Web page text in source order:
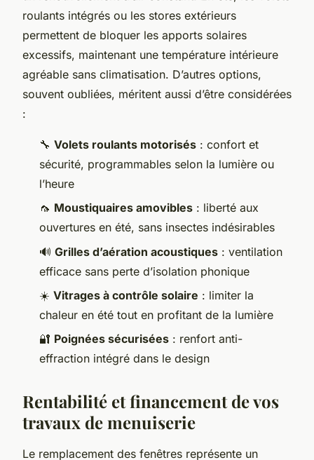
roulants intégrés ou les stores extérieurs
permettent de bloquer les apports solaires
excessifs, maintenant une température intérieure
agréable sans climatisation. D’autres options,
souvent oubliées, méritent aussi d’être considérées
:
🔧 Volets roulants motorisés : confort et
sécurité, programmables selon la lumière ou
l’heure
🦟 Moustiquaires amovibles : liberté aux
ouvertures en été, sans insectes indésirables
🔊 Grilles d’aération acoustiques : ventilation
efficace sans perte d’isolation phonique
☀️ Vitrages à contrôle solaire : limiter la
chaleur en été tout en profitant de la lumière
🔐 Poignées sécurisées : renfort anti-
effraction intégré dans le design
Rentabilité et financement de vos
travaux de menuiserie
Le remplacement des fenêtres représente un